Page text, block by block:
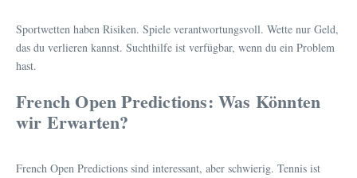
Sportwetten haben Risiken. Spiele verantwortungsvoll. Wette nur Geld,
das du verlieren kannst. Suchthilfe ist verfügbar, wenn du ein Problem
hast.
French Open Predictions: Was Könnten
wir Erwarten?
French Open Predictions sind interessant, aber schwierig. Tennis ist